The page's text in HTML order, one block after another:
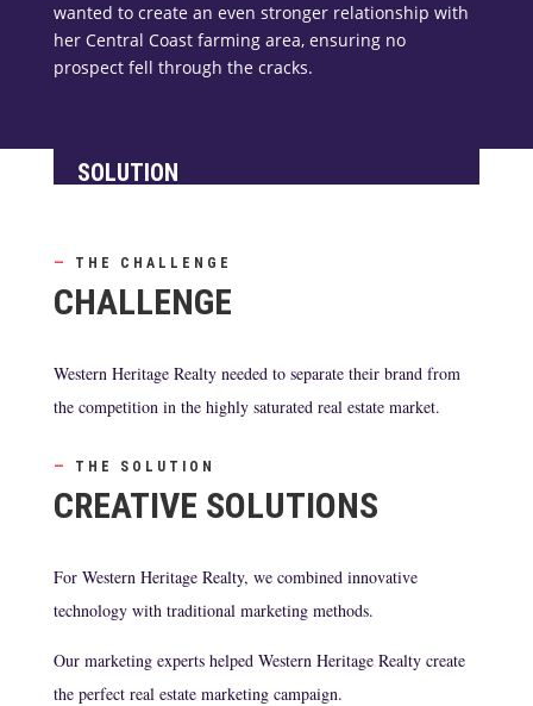
wanted to create an even stronger relationship with
her Central Coast farming area, ensuring no
prospect fell through the cracks.
SOLUTION
— THE CHALLENGE
CHALLENGE
Western Heritage Realty needed to separate their brand from
the competition in the highly saturated real estate market.
— THE SOLUTION
CREATIVE SOLUTIONS
For Western Heritage Realty, we combined innovative
technology with traditional marketing methods.
Our marketing experts helped Western Heritage Realty create
the perfect real estate marketing campaign.